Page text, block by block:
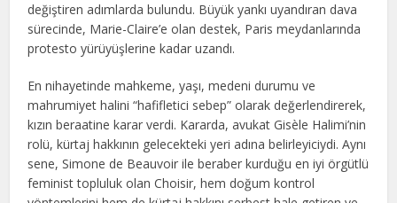
değiştiren adımlarda bulundu. Büyük yankı uyandıran dava
sürecinde, Marie-Claire’e olan destek, Paris meydanlarında
protesto yürüyüşlerine kadar uzandı.
En nihayetinde mahkeme, yaşı, medeni durumu ve
mahrumiyet halini “hafifletici sebep” olarak değerlendirerek,
kızın beraatine karar verdi. Kararda, avukat Gisèle Halimi’nin
rolü, kürtaj hakkının gelecekteki yeri adına belirleyiciydi. Aynı
sene, Simone de Beauvoir ile beraber kurduğu en iyi örgütlü
feminist topluluk olan Choisir, hem doğum kontrol